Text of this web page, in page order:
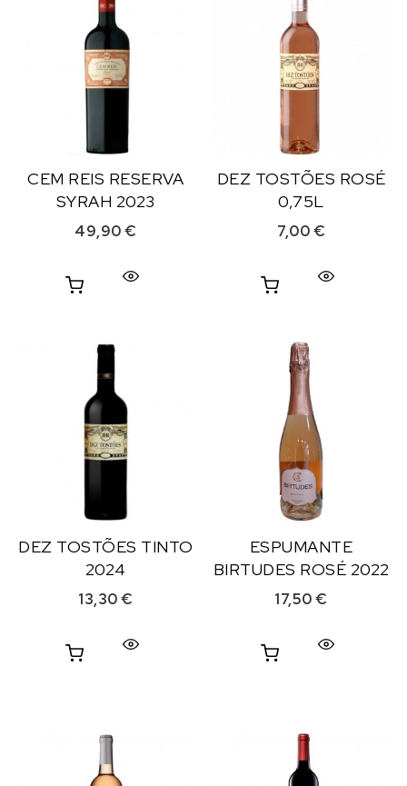
CEM REIS RESERVA
SYRAH 2023
49,90€
DEZ TOSTÕES ROSÉ
0,75L
7,00€
DEZ TOSTÕES TINTO
2024
13,30€
ESPUMANTE
BIRTUDES ROSÉ 2022
17,50€